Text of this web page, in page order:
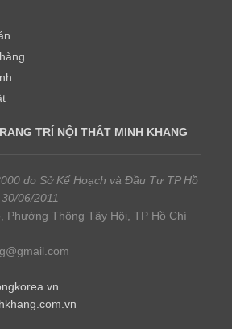
TRÍ NỘI THẤT MINH KHANG
do Sở Kế Hoạch và Đầu Tư TP Hồ
06/2011
Phường Thông Tây Hội, TP Hồ Chí